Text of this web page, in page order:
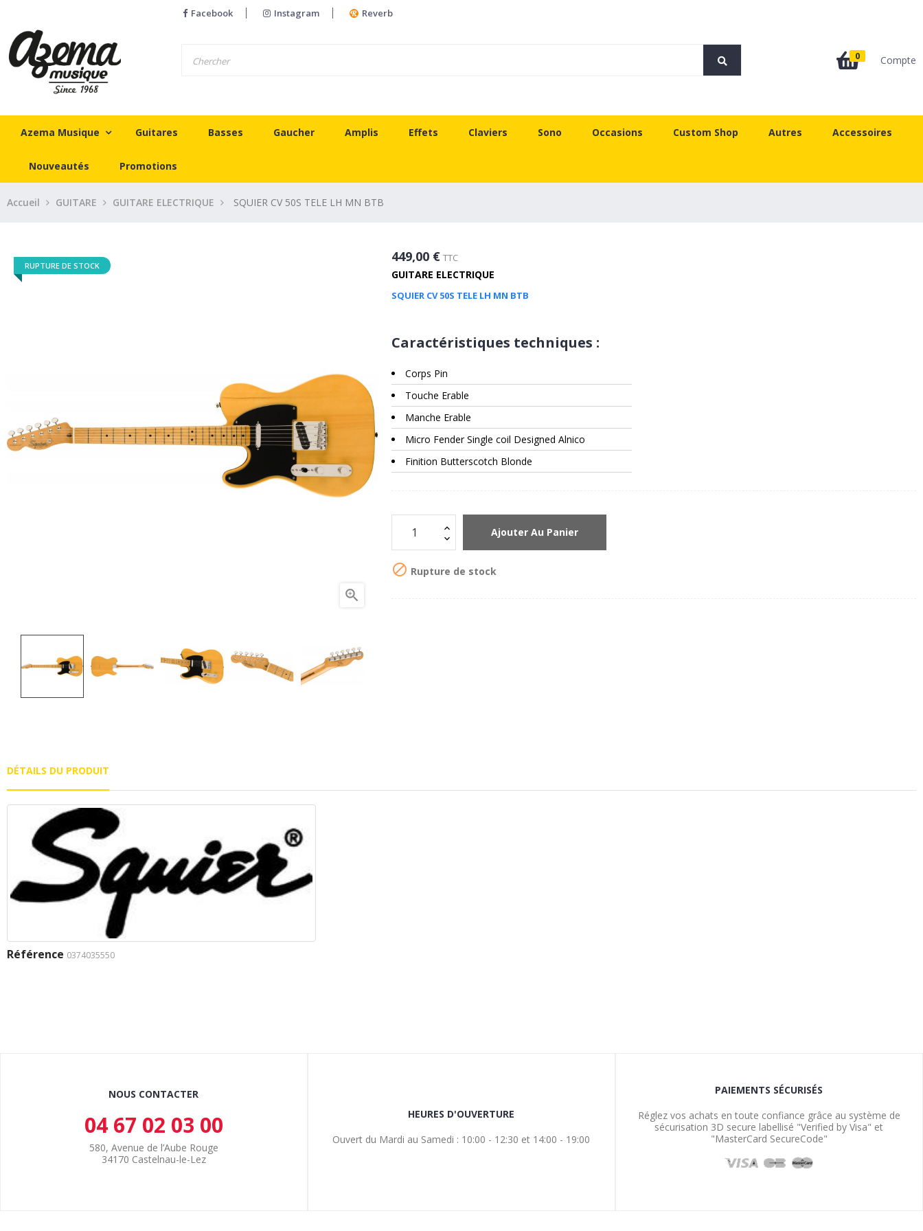
Facebook Instagram Reverb
0 Compte
Azema Musique Guitares Basses Gaucher Amplis Effets Claviers Sono Occasions Custom Shop Autres Accessoires
Nouveautés Promotions
Accueil GUITARE GUITARE ELECTRIQUE SQUIER CV 50S TELE LH MN BTB
RUPTURE DE STOCK

449,00 € TTC
GUITARE ELECTRIQUE
SQUIER CV 50S TELE LH MN BTB
Caractéristiques techniques :
Corps Pin
Touche Erable
Manche Erable
Micro Fender Single coil Designed Alnico
Finition Butterscotch Blonde
Ajouter Au Panier
 Rupture de stock
DÉTAILS DU PRODUIT
Référence 0374035550
NOUS CONTACTER
04 67 02 03 00
580, Avenue de l’Aube Rouge
34170 Castelnau-le-Lez
HEURES D'OUVERTURE
Ouvert du Mardi au Samedi : 10:00 - 12:30 et 14:00 - 19:00
PAIEMENTS SÉCURISÉS
Réglez vos achats en toute confiance grâce au système de
sécurisation 3D secure labellisé "Verified by Visa" et
"MasterCard SecureCode"